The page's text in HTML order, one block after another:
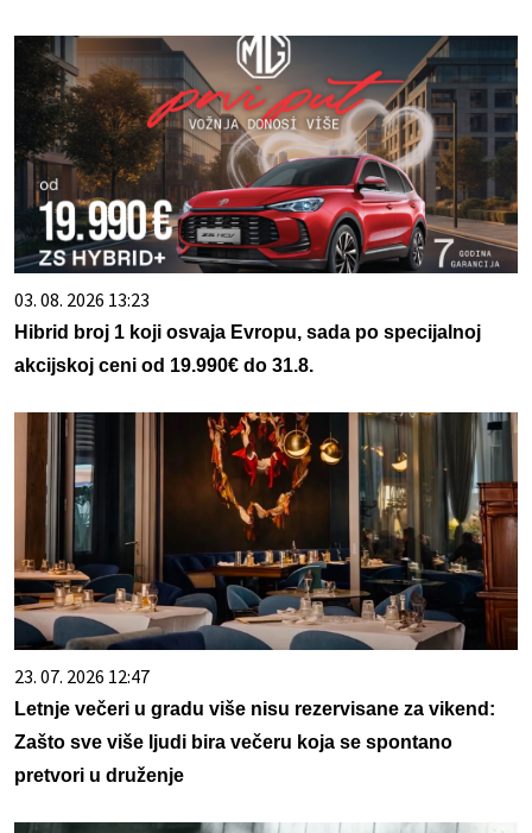
03. 08. 2026 13:23
Hibrid broj 1 koji osvaja Evropu, sada po specijalnoj
akcijskoj ceni od 19.990€ do 31.8.
23. 07. 2026 12:47
Letnje večeri u gradu više nisu rezervisane za vikend:
Zašto sve više ljudi bira večeru koja se spontano
pretvori u druženje